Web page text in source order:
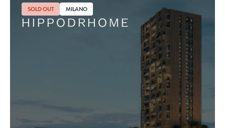
SOLD OUT MILANO
HIPPODRHOME
Deposito bici